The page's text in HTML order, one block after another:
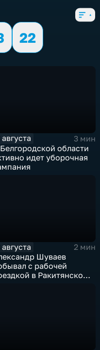
22
августа
3 мин
области
идет уборочная
августа
2 мин
Шуваев
с рабочей
в Ракитянском